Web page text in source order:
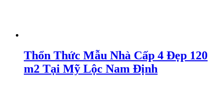
Thổn Thức Mẫu Nhà Cấp 4 Đẹp 120
m2 Tại Mỹ Lộc Nam Định